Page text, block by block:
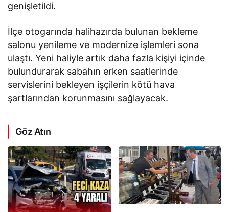
genişletildi.
İlçe otogarında halihazırda bulunan bekleme
salonu yenileme ve modernize işlemleri sona
ulaştı. Yeni haliyle artık daha fazla kişiyi içinde
bulundurarak sabahın erken saatlerinde
servislerini bekleyen işçilerin kötü hava
şartlarından korunmasını sağlayacak.
Göz Atın